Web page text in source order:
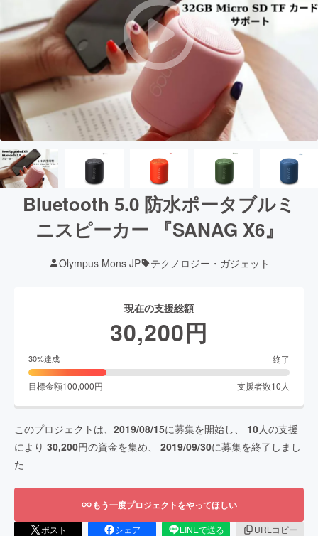
Bluetooth 5.0 防水ポータブルミ
ニスピーカー 『SANAG X6』
Olympus Mons JP テクノロジー・ガジェット
現在の支援総額
30,200円
30%達成 終了
目標金額100,000円 支援者数10 人
このプロジェクトは、 2019/08/15に募集を開始し、 10人の支援
により 30,200円の資金を集め、 2019/09/30に募集を終了しまし
た
もう一度プロジェクトをやってほしい
ポスト シェア LINEで送る
URLコピー